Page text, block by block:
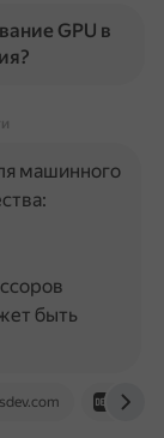
GPU в
dev.to
машинного
быть